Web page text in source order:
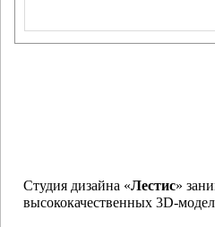
Студия дизайна «Лестис»
высококачественных 3D-